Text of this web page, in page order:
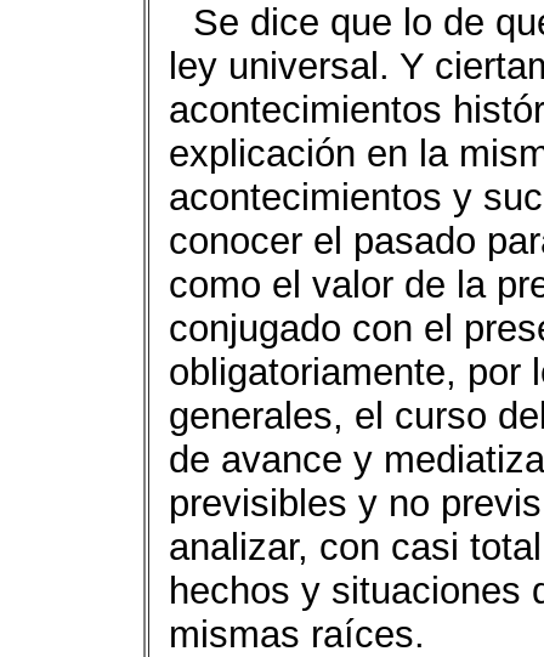
Se dice que lo de
ley universal. Y
acontecimientos
explicación en la
acontecimientos y
conocer el pasado
como el valor de la
conjugado con el
obligatoriamente, por
generales, el curso
de avance y
previsibles y no
analizar, con casi
hechos y situaciones
mismas raíces.